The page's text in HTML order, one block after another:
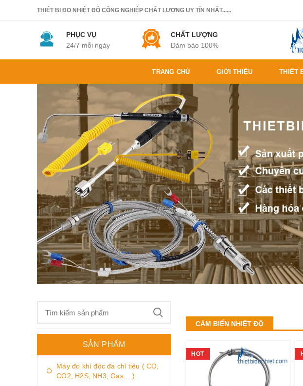
THIÊT BỊ ĐO NHIỆT ĐỘ CÔNG NGHIỆP CHẤT LƯỢNG UY TÍN NHẤT......
PHỤC VỤ
24/7 mỗi ngày
CHẤT LƯỢNG
Đảm bảo 100%
TRANG CHỦ GIỚI THIỆU THIẾT
SẢN PHẨM
Máy đo khí độc đa chỉ tiêu ( CO,
CO2, H2S, NH3, Gas… )
CẢM BIẾN NHIỆT ĐỘ
HOT